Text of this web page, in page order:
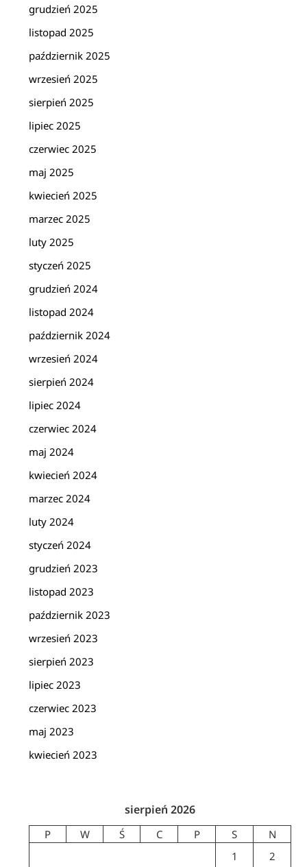
grudzień 2025
listopad 2025
październik 2025
wrzesień 2025
sierpień 2025
lipiec 2025
czerwiec 2025
maj 2025
kwiecień 2025
marzec 2025
luty 2025
styczeń 2025
grudzień 2024
listopad 2024
październik 2024
wrzesień 2024
sierpień 2024
lipiec 2024
czerwiec 2024
maj 2024
kwiecień 2024
marzec 2024
luty 2024
styczeń 2024
grudzień 2023
listopad 2023
październik 2023
wrzesień 2023
sierpień 2023
lipiec 2023
czerwiec 2023
maj 2023
kwiecień 2023
sierpień 2026
P W Ś C P S
N
1
2